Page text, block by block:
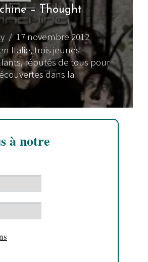
– Thought
/ 17 novembre 2012
Italie, trois jeunes
réputés de tous pour
dans la
à notre